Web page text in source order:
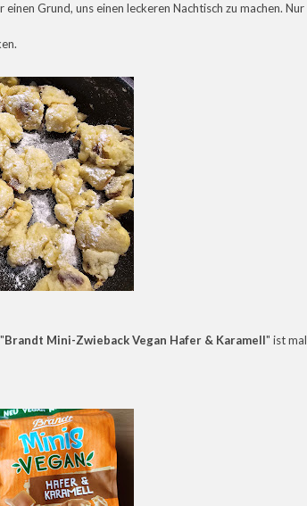
einen Grund, uns einen leckeren Nachtisch zu machen. Nur
Brandt Mini-Zwieback Vegan Hafer & Karamell" ist mal